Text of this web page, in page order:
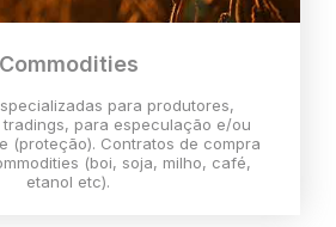
Commodities
para produtores,
para especulação e/ou
(proteção). Contratos de compra
(boi, soja, milho, café,
etanol etc).